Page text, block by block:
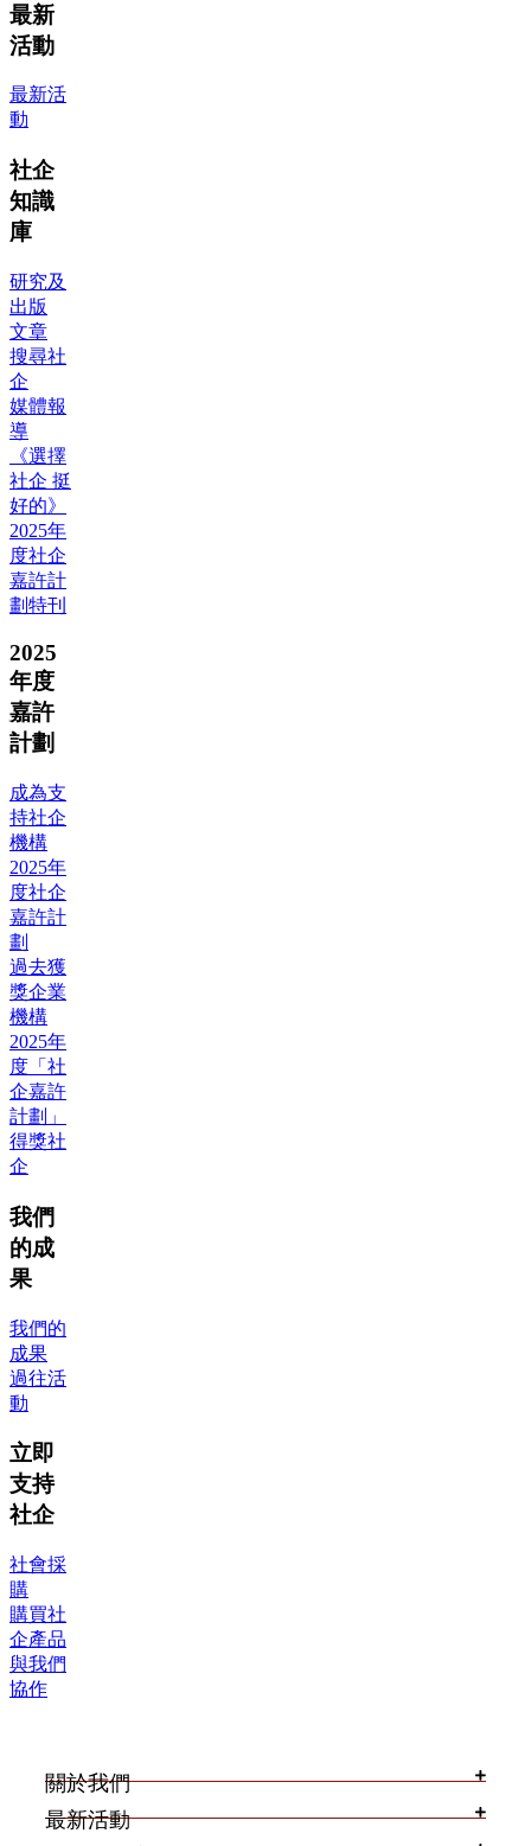
最新
活動
最新活
動
社企
知識
庫
研究及
出版
文章
搜尋社
企
媒體報
導
《選擇
社企 挺
好的》
2025年
度社企
嘉許計
劃特刊
2025
年度
嘉許
計劃
成為支
持社企
機構
2025年
度社企
嘉許計
劃
過去獲
獎企業
機構
2025年
度「社
企嘉許
計劃」
得獎社
企
我們
的成
果
我們的
成果
過往活
動
立即
支持
社企
社會採
購
購買社
企產品
與我們
協作
關於我們
最新活動